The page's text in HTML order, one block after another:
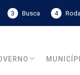
3 Busca 4